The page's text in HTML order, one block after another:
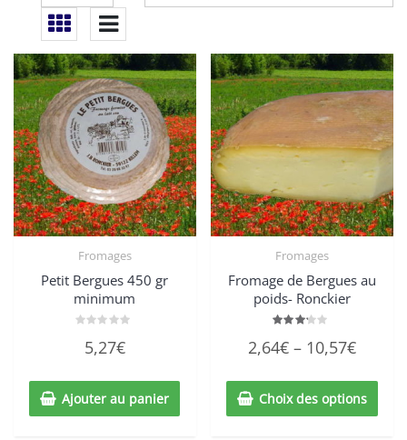
Fromages
Petit Bergues 450 gr
minimum
sur
5,27€
Ajouter au panier
Fromages
Fromage de Bergues au
poids- Ronckier
3.00
2,64€ – 10,57€
Choix des options